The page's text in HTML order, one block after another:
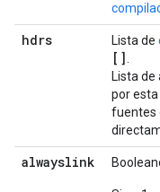
hdrs Lista de
[]
Lista
por
fuentes
alwayslink